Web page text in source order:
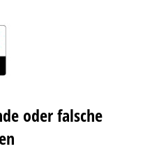
oder falsche